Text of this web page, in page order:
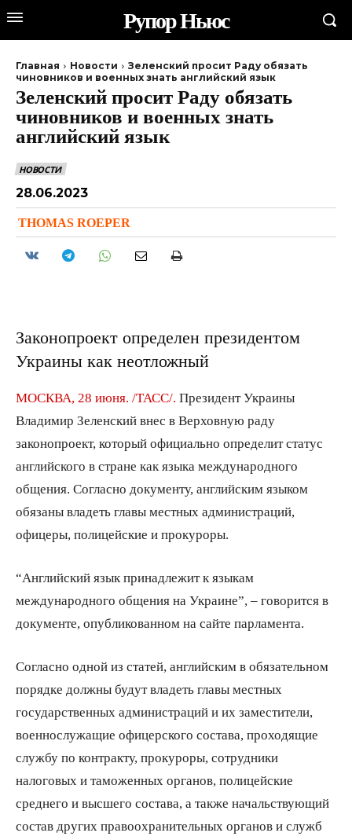
Рупор Ньюс
Главная Новости
Зеленский просит Раду обязать
чиновников и военных знать английский язык
Зеленский просит Раду обязать
чиновников и военных знать
английский язык
НОВОСТИ
28.06.2023
THOMAS ROEPER
Законопроект определен президентом
Украины как неотложный
МОСКВА, 28 июня. /ТАСС/. Президент Украины
Владимир Зеленский внес в Верховную раду
законопроект, который официально определит статус
английского в стране как языка международного
общения. Согласно документу, английским языком
обязаны владеть главы местных администраций,
офицеры, полицейские и прокуроры.
“Английский язык принадлежит к языкам
международного общения на Украине”, – говорится в
документе, опубликованном на сайте парламента.
Согласно одной из статей, английским в обязательном
порядке должны будут владеть главы местных
государственных администраций и их заместители,
военнослужащие офицерского состава, проходящие
службу по контракту, прокуроры, сотрудники
налоговых и таможенных органов, полицейские
среднего и высшего состава, а также начальствующий
состав других правоохранительных органов и служб